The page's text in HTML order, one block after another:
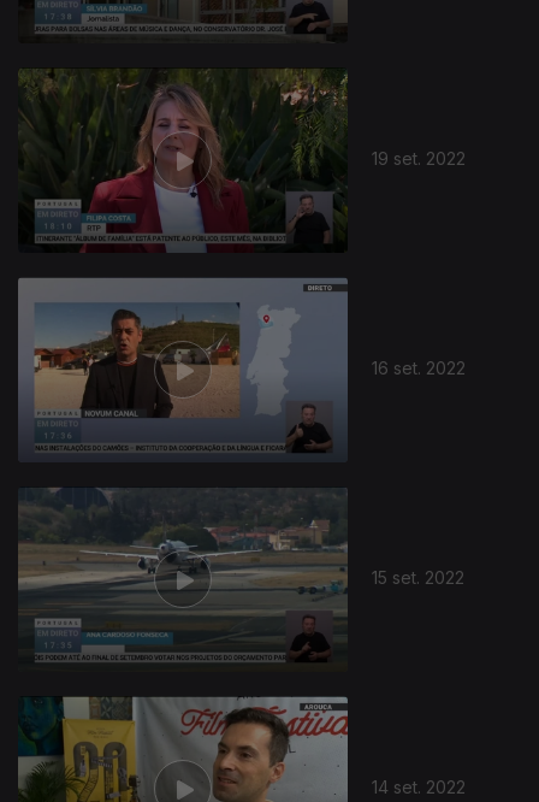
19 set. 2022
16 set. 2022
15 set. 2022
14 set. 2022